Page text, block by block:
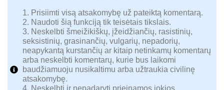
1. Prisiimti visą atsakomybę už pateiktą komentarą.
2. Naudoti šią funkciją tik teisėtais tikslais.
3. Neskelbti šmeižikiškų, įžeidžiančių, rasistinių,
seksistinių, grasinančių, vulgarių, nepadorių,
neapykantą kurstančių ar kitaip netinkamų komentarų
arba neskelbti komentarų, kurie bus laikomi
baudžiamuoju nusikaltimu arba užtraukia civilinę
atsakomybę.